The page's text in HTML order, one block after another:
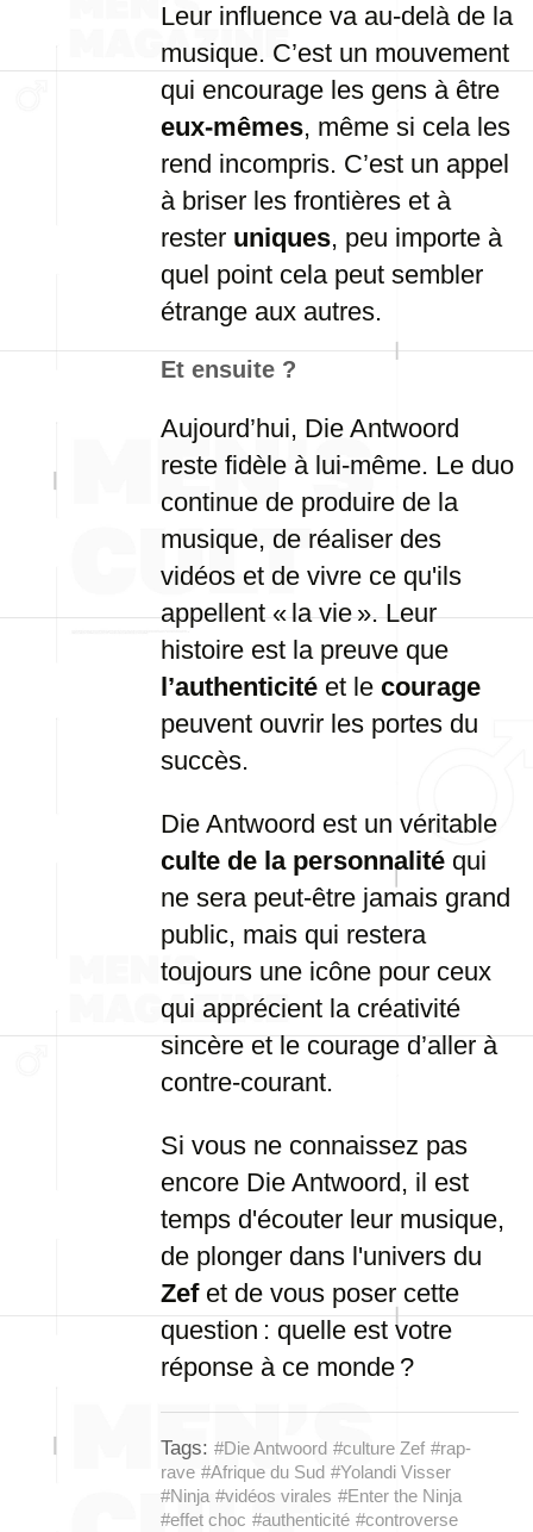
Leur influence va au-delà de la
musique. C’est un mouvement
qui encourage les gens à être
eux-mêmes, même si cela les
rend incompris. C’est un appel
à briser les frontières et à
rester uniques, peu importe à
quel point cela peut sembler
étrange aux autres.
Et ensuite ?
Aujourd’hui, Die Antwoord
reste fidèle à lui-même. Le duo
continue de produire de la
musique, de réaliser des
vidéos et de vivre ce qu'ils
appellent « la vie ». Leur
histoire est la preuve que
l’authenticité et le courage
peuvent ouvrir les portes du
succès.
Die Antwoord est un véritable
culte de la personnalité qui
ne sera peut-être jamais grand
public, mais qui restera
toujours une icône pour ceux
qui apprécient la créativité
sincère et le courage d’aller à
contre-courant.
Si vous ne connaissez pas
encore Die Antwoord, il est
temps d'écouter leur musique,
de plonger dans l'univers du
Zefet de vous poser cette
question : quelle est votre
réponse à ce monde ?
Tags: #Die Antwoord #culture Zef #rap-
rave #Afrique du Sud #Yolandi Visser
#Ninja #vidéos virales #Enter the Ninja
#effet choc #authenticité #controverse